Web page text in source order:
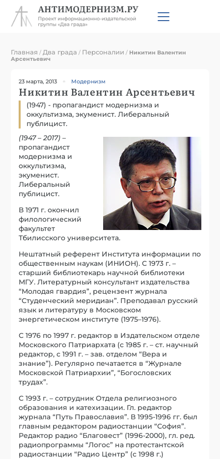
Главная / Два града / Персоналии / Никитин Валентин
Арсентьевич
23 марта, 2013 Модернизм
Никитин Валентин Арсентьевич
(1947) - пропагандист модернизма и
оккультизма, экуменист. Либеральный
публицист.
(1947 – 2017) –
пропагандист
модернизма и
оккультизма,
экуменист.
Либеральный
публицист.
В 1971 г. окончил
филологический
факультет
Тбилисского университета.
Нештатный референт Института информации по
общественным наукам (ИНИОН). С 1973 г. –
старший библиотекарь научной библиотеки
МГУ. Литературный консультант издательства
“Молодая гвардия”, рецензент журнала
“Студенческий меридиан”. Преподавал русский
язык и литературу в Московском
энергетическом институте (1975–1976).
С 1976 по 1997 г. редактор в Издательском отделе
Московского Патриархата (с 1985 г. – ст. научный
редактор, с 1991 г. – зав. отделом “Вера и
знание”). Регулярно печатается в “Журнале
Московской Патриархии”, “Богословских
трудах”.
С 1993 г. – сотрудник Отдела религиозного
образования и катехизации. Гл. редактор
журнала “Путь Православия”. В 1995-1996 гг. был
главным редактором радиостанции “София”.
Редактор радио “Благовест” (1996-2000), гл. ред.
радиопрограммы “Логос” на протестантской
радиостанции “Радио Центр” (с 1998 г.)